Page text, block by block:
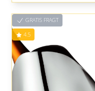
GRATIS FRAGT
4.5